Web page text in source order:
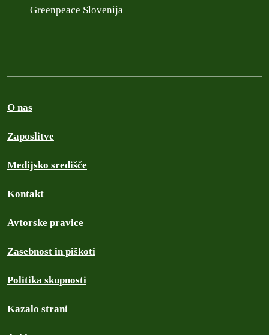
Greenpeace Slovenija
O nas
Zaposlitve
Medijsko središče
Kontakt
Avtorske pravice
Zasebnost in piškoti
Politika skupnosti
Kazalo strani